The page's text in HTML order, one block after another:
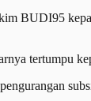
BUDI95
tertumpu